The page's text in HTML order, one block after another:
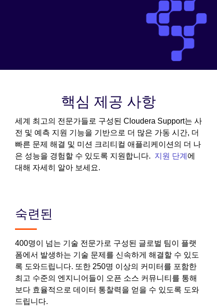
핵심 제공 사항
세계 최고의 전문가들로 구성된 Cloudera Support는 사
전 및 예측 지원 기능을 기반으로 더 많은 가동 시간, 더
빠른 문제 해결 및 미션 크리티컬 애플리케이션의 더 나
은 성능을 경험할 수 있도록 지원합니다. 지원 단계 에
대해 자세히 알아 보세요.
숙련된
400명이 넘는 기술 전문가로 구성된 글로벌 팀이 플랫
폼에서 발생하는 기술 문제를 신속하게 해결할 수 있도
록 도와드립니다. 또한 250명 이상의 커미터를 포함한
최고 수준의 엔지니어들이 오픈 소스 커뮤니티를 통해
보다 효율적으로 데이터 통찰력을 얻을 수 있도록 도와
드립니다.